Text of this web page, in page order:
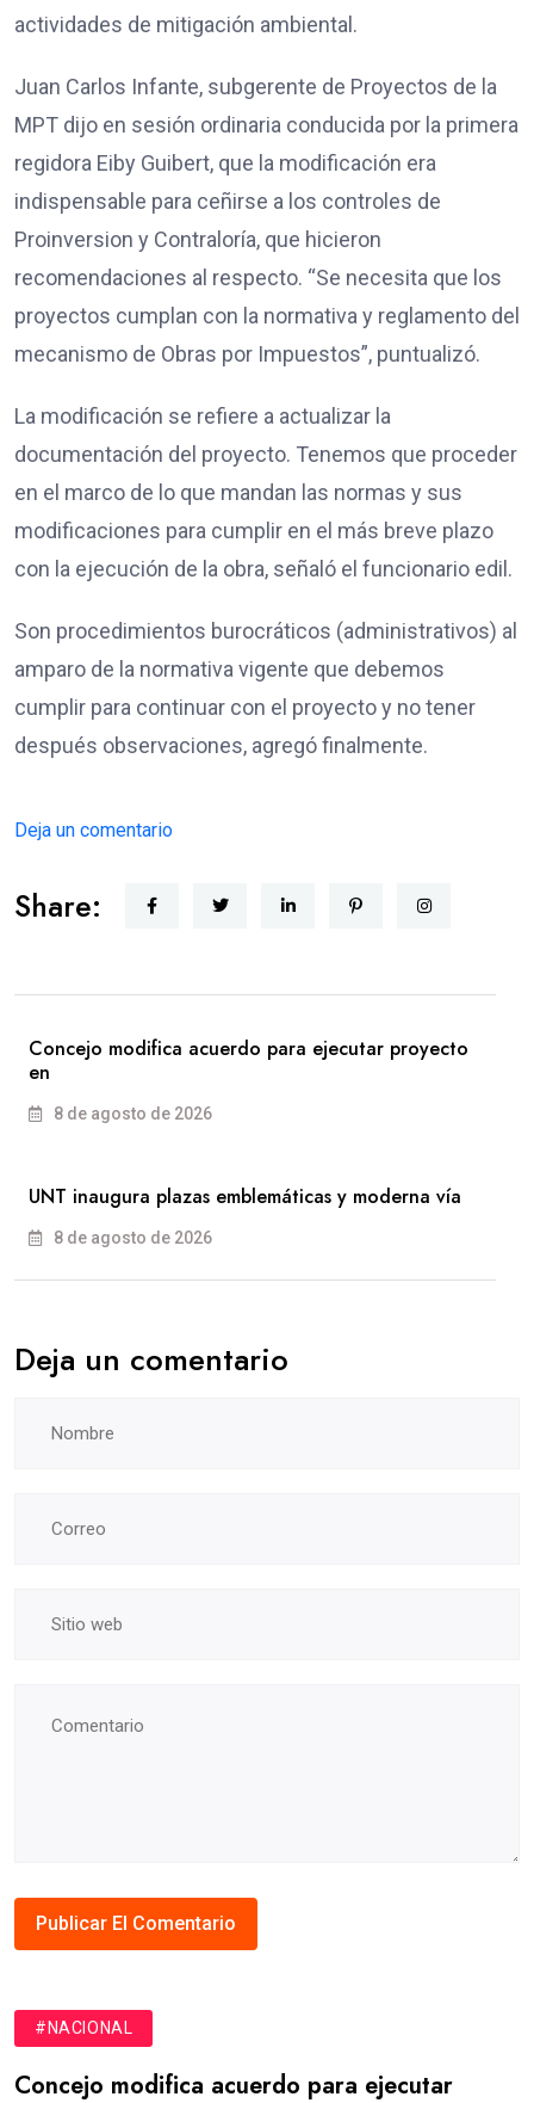
actividades de mitigación ambiental.
Juan Carlos Infante, subgerente de Proyectos de la
MPT dijo en sesión ordinaria conducida por la primera
regidora Eiby Guibert, que la modificación era
indispensable para ceñirse a los controles de
Proinversion y Contraloría, que hicieron
recomendaciones al respecto. “Se necesita que los
proyectos cumplan con la normativa y reglamento del
mecanismo de Obras por Impuestos”, puntualizó.
La modificación se refiere a actualizar la
documentación del proyecto. Tenemos que proceder
en el marco de lo que mandan las normas y sus
modificaciones para cumplir en el más breve plazo
con la ejecución de la obra, señaló el funcionario edil.
Son procedimientos burocráticos (administrativos) al
amparo de la normativa vigente que debemos
cumplir para continuar con el proyecto y no tener
después observaciones, agregó finalmente.
Deja un comentario
Share:
Concejo modifica acuerdo para ejecutar proyecto
en
8 de agosto de 2026
UNT inaugura plazas emblemáticas y moderna vía
8 de agosto de 2026
Deja un comentario
#NACIONAL
Concejo modifica acuerdo para ejecutar